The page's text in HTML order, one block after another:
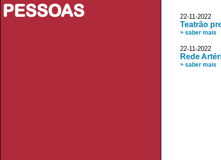
PESSOAS
22-11-
Teatrão
> saber mais
22-11-2022
Rede
> saber mais